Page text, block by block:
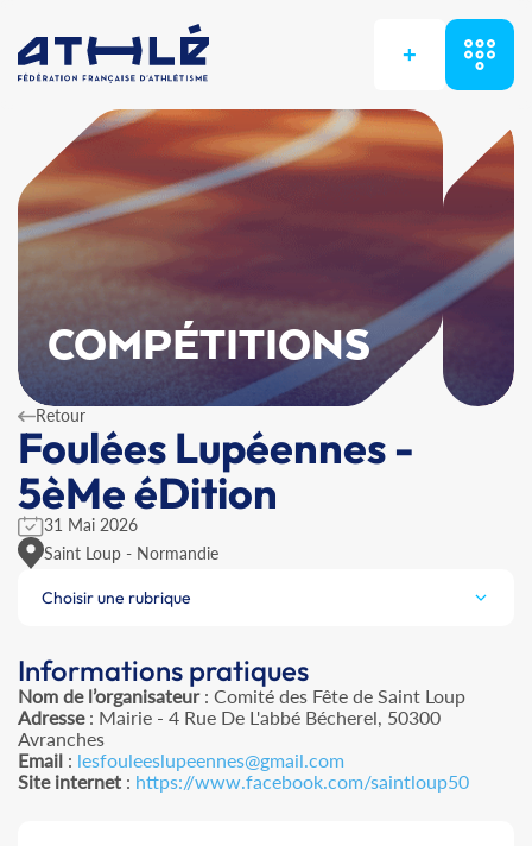
+
COMPÉTITIONS
Retour
Foulées Lupéennes -
5èMe éDition
31 Mai 2026
Saint Loup - Normandie
Choisir une rubrique
Informations pratiques
Nom de l’organisateur: Comité des Fête de Saint Loup
Adresse: Mairie - 4 Rue De L'abbé Bécherel, 50300
Avranches
Email : lesfouleeslupeennes@gmail.com
Site internet : https://www.facebook.com/saintloup50